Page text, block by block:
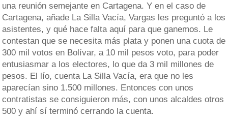
una reunión semejante en Cartagena. Y en el caso de
Cartagena, añade La Silla Vacía, Vargas les preguntó a los
asistentes, y qué hace falta aquí para que ganemos. Le
contestan que se necesita más plata y ponen una cuota de
300 mil votos en Bolívar, a 10 mil pesos voto, para poder
entusiasmar a los electores, lo que da 3 mil millones de
pesos. El lío, cuenta La Silla Vacía, era que no les
aparecían sino 1.500 millones. Entonces con unos
contratistas se consiguieron más, con unos alcaldes otros
500 y ahí sí terminó cerrando la cuenta.